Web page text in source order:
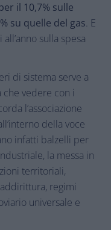
il 10,7% sulle
su quelle del gas. E
sulla spesa
di sistema serve a
che vedere con i
l’associazione
della voce
infatti balzelli per
la messa in
territoriali,
regimi
universale e